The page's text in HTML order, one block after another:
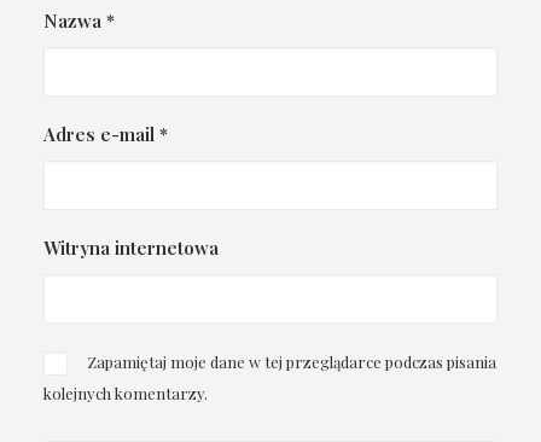
Nazwa *
Adres e-mail *
Witryna internetowa
Zapamiętaj moje dane w tej przeglądarce podczas pisania
kolejnych komentarzy.